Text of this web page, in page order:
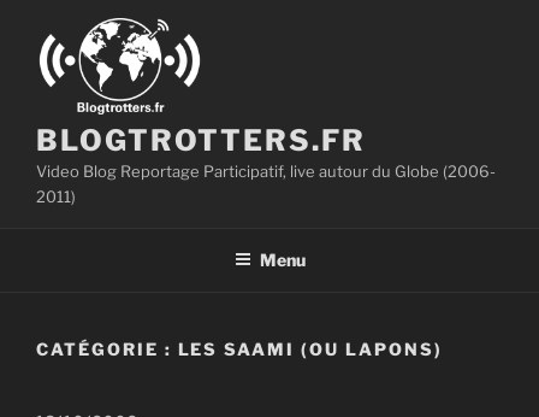
contenu
BLOGTROTTERS.FR
Video Blog Reportage Participatif, live autour du Globe (2006-
2011)
Menu
CATÉGORIE : LES SAAMI (OU LAPONS)